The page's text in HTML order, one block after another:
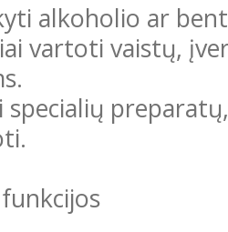
alkoholio ar
vartoti vaistų,
specialių